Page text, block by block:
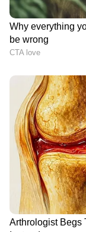
പത്താം
ശിവനും
നടത്തിയത്.
നയൻതാര
വഴിവച്ചത്.
നടക്കാൻ
ബോർഡ് ചീഫ്
ഓഫീസർ